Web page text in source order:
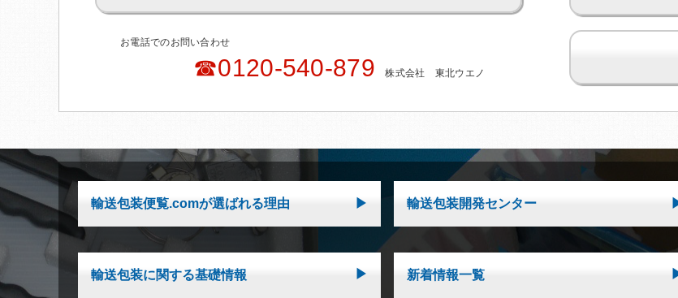
お電話でのお問い合わせ
☎0120-540-879 株式会社 東北ウエノ
輸送包装便覧.comが選ばれる理由 輸送包装開発センター
輸送包装に関する基礎情報 新着情報一覧